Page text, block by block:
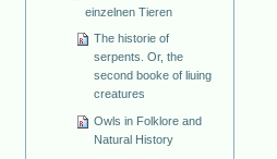
einzelnen Tieren
The historie of
serpents. Or, the
second booke of liuing
creatures
Owls in Folklore and
Natural History